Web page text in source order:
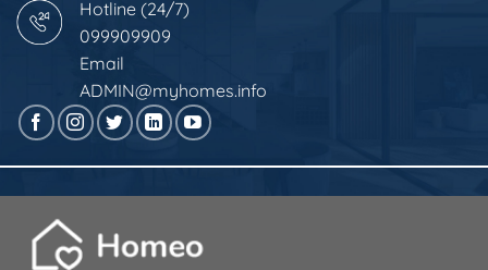
Hotline (24/7)
099909909
Email
ADMIN@myhomes.info